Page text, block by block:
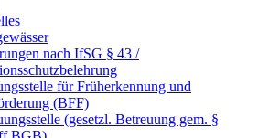
nach IfSG § 43 /
für Früherkennung und
(BFF)
(gesetzl. Betreuung gem. §